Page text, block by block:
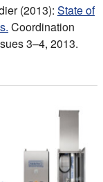
(2013): State of
Coordination
3–4, 2013.